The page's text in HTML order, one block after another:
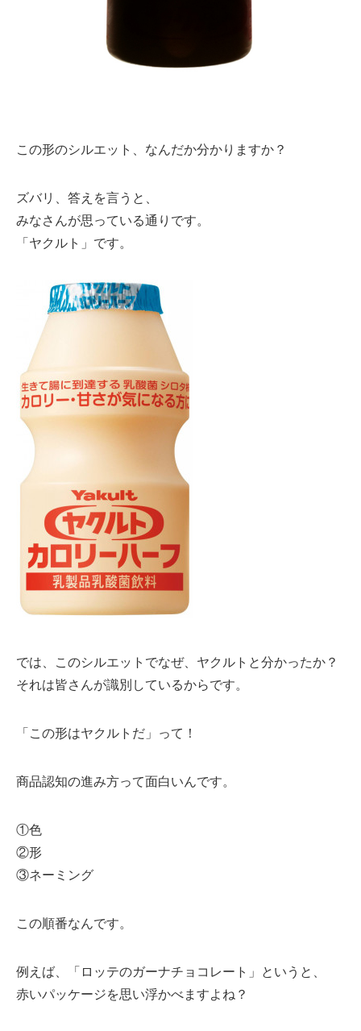
この形のシルエット、なんだか分かりますか？
ズバリ、答えを言うと、
みなさんが思っている通りです。
「ヤクルト」です。
では、このシルエットでなぜ、ヤクルトと分かったか？
それは皆さんが識別しているからです。
「この形はヤクルトだ」って！
商品認知の進み方って面白いんです。
①色
②形
③ネーミング
この順番なんです。
例えば、「ロッテのガーナチョコレート」というと、
赤いパッケージを思い浮かべますよね？